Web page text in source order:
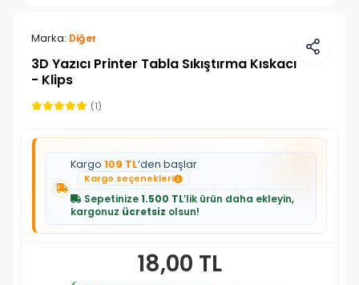
Marka: Diğer
3D Yazıcı Printer Tabla Sıkıştırma Kıskacı
- Klips
(1)
Kargo 109 TL’den başlar
Kargo seçenekleri
Sepetinize1.500 TL’lik ürün daha ekleyin,
kargonuz ücretsiz olsun!
18,00 TL